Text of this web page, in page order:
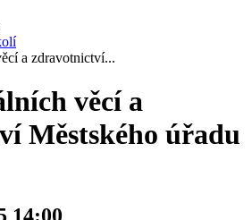
a zdravotnictví...
věcí a
Městského úřadu
14:00